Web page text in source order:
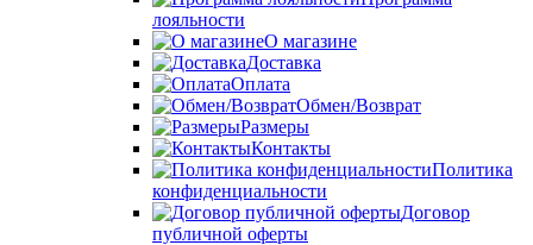
лояльности
О магазине
Доставка
Оплата
Обмен/Возврат
Размеры
Контакты
Политика
конфиденциальности
Договор
публичной оферты